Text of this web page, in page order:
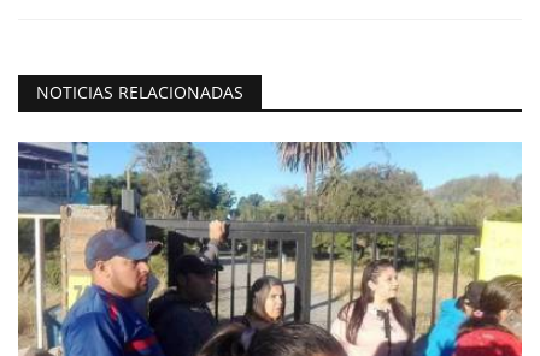
NOTICIAS RELACIONADAS